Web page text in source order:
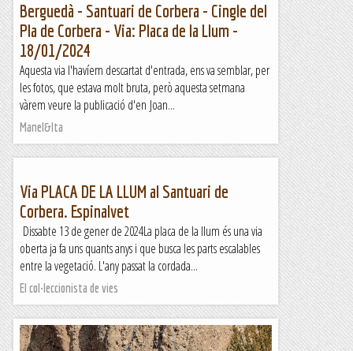
Berguedà - Santuari de Corbera - Cingle del
Pla de Corbera - Via: Placa de la Llum -
18/01/2024
Aquesta via l'havíem descartat d'entrada, ens va semblar, per
les fotos, que estava molt bruta, però aquesta setmana
vàrem veure la publicació d'en Joan...
Manel&Ita
Via PLACA DE LA LLUM al Santuari de
Corbera. Espinalvet
Dissabte 13 de gener de 2024La placa de la llum és una via
oberta ja fa uns quants anys i que busca les parts escalables
entre la vegetació. L'any passat la cordada...
El col·leccionista de vies